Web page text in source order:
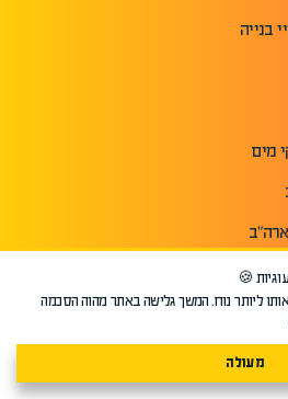
בנייה
מים
לשכה
🍪
ליותר נוח. המשך גלישה באתר מהוה הסכמה
מעולה